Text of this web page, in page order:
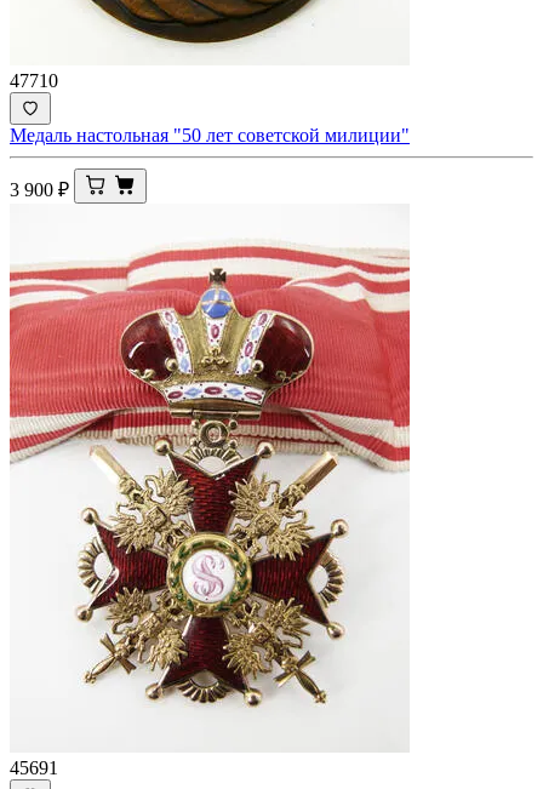
47710
Медаль настольная "50 лет советской милиции"
3 900 ₽
45691